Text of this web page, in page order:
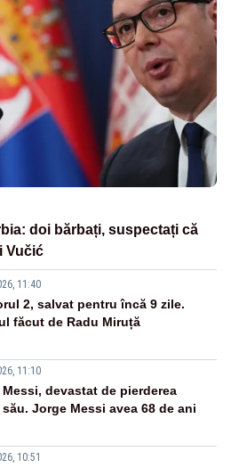
doi bărbați, suspectați că
Vučić
11:40
2, salvat pentru încă 9 zile.
făcut de Radu Miruță
11:10
devastat de pierderea
Jorge Messi avea 68 de ani
10:51